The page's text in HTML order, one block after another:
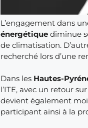
L’engagement dans
énergétique diminue
de climatisation.
recherché lors d’une
Dans les Hautes-
l’ITE, avec un retour
devient également
participant ainsi à la